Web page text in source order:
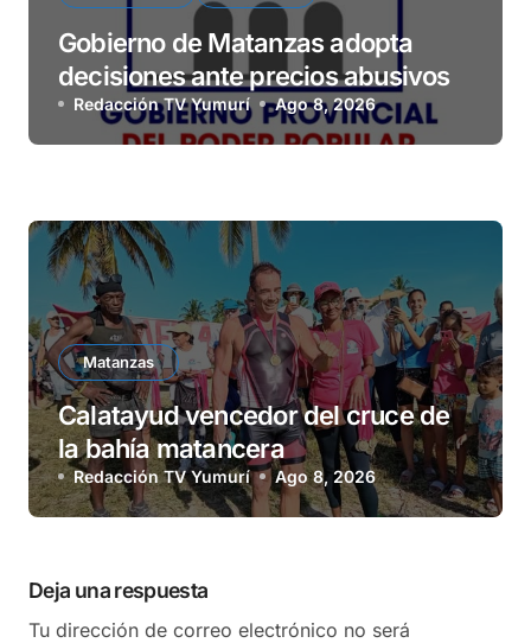
Gobierno de Matanzas adopta
decisiones ante precios abusivos
Redacción TV Yumurí Ago 8, 2026
Matanzas
Calatayud vencedor del cruce de
la bahía matancera
Redacción TV Yumurí Ago 8, 2026
Deja una respuesta
Tu dirección de correo electrónico no será